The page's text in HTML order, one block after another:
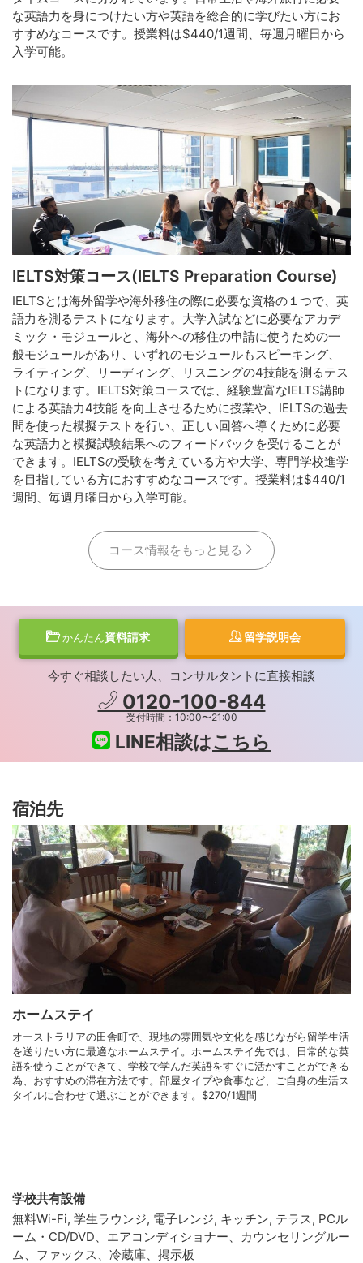
な英語力を身につけたい方や英語を総合的に学びたい方にお
すすめなコースです。授業料は$440/1週間、毎週月曜日から
入学可能。
IELTS対策コース(IELTS Preparation Course)
IELTSとは海外留学や海外移住の際に必要な資格の１つで、英
語力を測るテストになります。大学入試などに必要なアカデ
ミック・モジュールと、海外への移住の申請に使うための一
般モジュールがあり、いずれのモジュールもスピーキング、
ライティング、リーディング、リスニングの4技能を測るテス
トになります。IELTS対策コースでは、経験豊富なIELTS講師
による英語力4技能 を向上させるために授業や、IELTSの過去
問を使った模擬テストを行い、正しい回答へ導くために必要
な英語力と模擬試験結果へのフィードバックを受けることが
できます。IELTSの受験を考えている方や大学、専門学校進学
を目指している方におすすめなコースです。授業料は$440/1
週間、毎週月曜日から入学可能。
コース情報をもっと見る
かんたん資料請求 留学説明会
今すぐ相談したい人、コンサルタントに直接相談
0120-100-844
受付時間：10:00〜21:00
LINE相談はこちら
宿泊先
ホームステイ
オーストラリアの田舎町で、現地の雰囲気や文化を感じながら留学生活
を送りたい方に最適なホームステイ。ホームステイ先では、日常的な英
語を使うことができて、学校で学んだ英語をすぐに活かすことができる
為、おすすめの滞在方法です。部屋タイプや食事など、ご自身の生活ス
タイルに合わせて選ぶことができます。$270/1週間
学校共有設備
無料Wi-Fi, 学生ラウンジ, 電子レンジ, キッチン, テラス, PCル
ーム・CD/DVD、エアコンディショナー、カウンセリングルー
ム、ファックス、冷蔵庫、掲示板